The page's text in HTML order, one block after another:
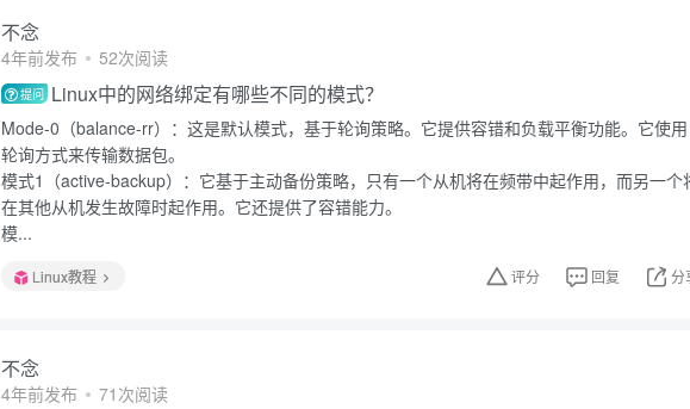
不念
4年前发布 52次阅读
提问 Linux中的网络绑定有哪些不同的模式？
Mode-0（balance-rr）：这是默认模式，基于轮询策略。它提供容错和负载平衡功能。它使用
轮询方式来传输数据包。
模式1（active-backup）：它基于主动备份策略，只有一个从机将在频带中起作用，而另一个
在其他从机发生故障时起作用。它还提供了容错能力。
模...
Linux教程 评分 回复 分
不念
4年前发布 71次阅读